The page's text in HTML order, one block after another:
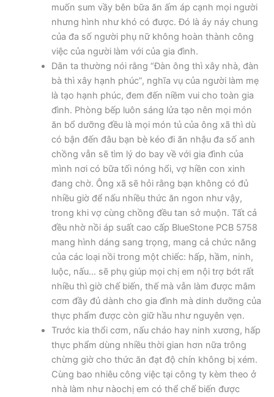
muốn sum vầy bên bữa ăn ấm áp cạnh mọi người
nhưng hình như khó có được. Đó là áy náy chung
của đa số người phụ nữ không hoàn thành công
việc của người làm với của gia đình.
Dân ta thường nói rằng “Đàn ông thì xây nhà, đàn
bà thì xây hạnh phúc”, nghĩa vụ của người làm mẹ
là tạo hạnh phúc, đem đến niềm vui cho toàn gia
đình. Phòng bếp luôn sáng lửa tạo nên mọi món
ăn bổ dưỡng đều là mọi món tủ của ông xã thì dù
có bận đến đâu bạn bè kéo đi ăn nhậu đa số anh
chồng vẫn sẽ tìm lý do bay về với gia đình của
mình nơi có bữa tối nóng hổi, vợ hiền con xinh
đang chờ. Ông xã sẽ hỏi rằng bạn không có đủ
nhiều giờ để nấu nhiều thức ăn ngon như vậy,
trong khi vợ cùng chồng đều tan sở muộn. Tất cả
đều nhờ nồi áp suất cao cấp BlueStone PCB 5758
mang hình dáng sang trọng, mang cả chức năng
của các loại nồi trong một chiếc: hấp, hầm, ninh,
luộc, nấu… sẽ phụ giúp mọi chị em nội trợ bớt rất
nhiều thì giờ chế biến, thế mà vẫn làm được mâm
cơm đầy đủ dành cho gia đình mà dinh dưỡng của
thực phẩm được còn giữ hầu như nguyên vẹn.
Trước kia thổi cơm, nấu cháo hay ninh xương, hấp
thực phẩm dùng nhiều thời gian hơn nữa trông
chừng giờ cho thức ăn đạt độ chín không bị xém.
Cùng bao nhiêu công việc tại công ty kèm theo ở
nhà làm như nàochị em có thể chế biến được